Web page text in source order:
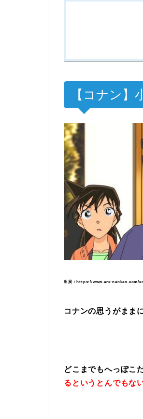
【コナン
出展：https://www.are-nankan.com/
コナンの思うがまま
どこまでもへっぽこ
るというとんでもな